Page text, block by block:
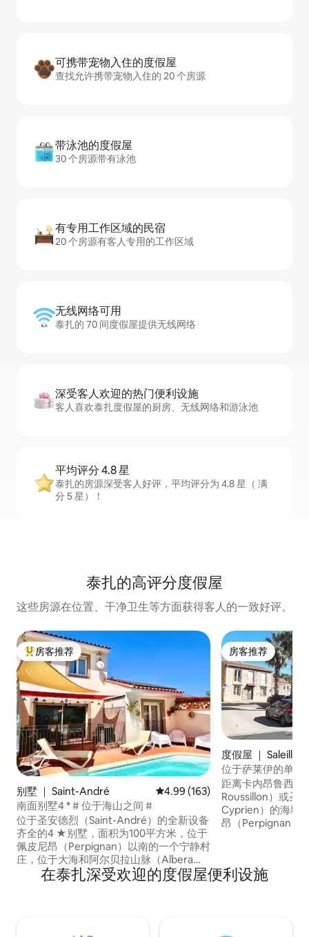
可携带宠物入住的度假屋
查找允许携带宠物入住的 20 个房源
带泳池的度假屋
30 个房源带有泳池
有专用工作区域的民宿
20 个房源有客人专用的工作区域
无线网络可用
泰扎的 70 间度假屋提供无线网络
深受客人欢迎的热门便利设施
客人喜欢泰扎度假屋的厨房、无线网络和游泳池
平均评分 4.8 星
泰扎的房源深受客人好评，平均评分为 4.8 星（ 满
分 5 星）！
泰扎的高评分度假屋
这些房源在位置、干净卫生等方面获得客人的一致好评。
热门「房客推荐」
房客推荐
别墅 ｜ Saint-André 平均评分 4.99 分（满分 5 分），
4.99 (163)
南面别墅4 * # 位于海山之间 #
位于圣安德烈（Saint-André）的全新设备
齐全的4 ★别墅，面积为100平方米，位于
佩皮尼昂（Perpignan）以南的一个宁静村
庄，位于大海和阿尔贝拉山脉（Albera
Massif）之间。 地理位置优越，方便探索
我们的地区，距离海滩10分钟车程，距离
房客推荐
房客推荐
度假屋 ｜ Saleilles
位于萨莱伊的单间
车程。
距离卡内昂鲁西
Roussillon）或圣
Cyprien）的海域
昂（Perpignan）
寓，配备双人床+
在泰扎深受欢迎的度假屋便利设施